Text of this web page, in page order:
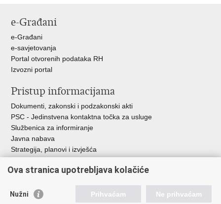
e-Građani
e-Građani
e-savjetovanja
Portal otvorenih podataka RH
Izvozni portal
Pristup informacijama
Dokumenti, zakonski i podzakonski akti
PSC - Jedinstvena kontaktna točka za usluge
Službenica za informiranje
Javna nabava
Strategija, planovi i izvješća
Ova stranica upotrebljava kolačiće
Nužni Prihvaćam Ne prihvaćam